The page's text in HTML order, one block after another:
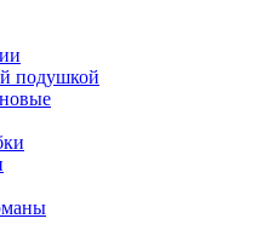
подушкой